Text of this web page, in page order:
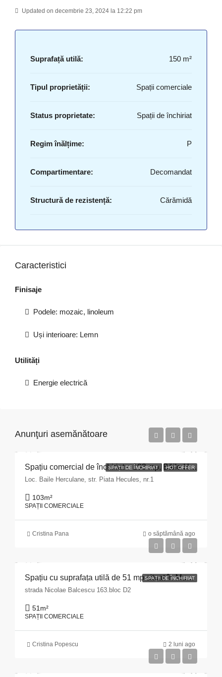
Updated on decembrie 23, 2024 la 12:22 pm
Suprafață utilă: 150 m²
Tipul proprietății: Spații comerciale
Status proprietate: Spații de închiriat
Regim înălțime: P
Compartimentare: Decomandat
Structură de rezistență: Cărămidă
Caracteristici
Finisaje
Podele: mozaic, linoleum
Uși interioare: Lemn
Utilități
Energie electrică
Anunţuri asemănătoare
SPAȚII DE ÎNCHIRIAT HOT OFFER
Spațiu comercial de închiriat – 103 mp, Băile Herculane
Loc. Baile Herculane, str. Piata Hecules, nr.1
103m²
SPAȚII COMERCIALE
Cristina Pana o săptămână ago
SPAȚII DE ÎNCHIRIAT
Spațiu cu suprafața utilă de 51 mp situat în Municipiul Pitești, str. Nicolae Bălcescu nr. 163, bloc D2, județul Argeș
strada Nicolae Balcescu 163.bloc D2
51 m²
SPAȚII COMERCIALE
Cristina Popescu 2 luni ago